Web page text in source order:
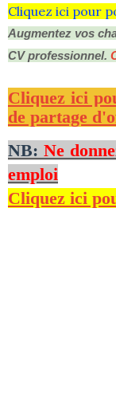
Cliquez ici pour
Augmentez vos
CV professionnel.
Cliquez ici
de partage
NB: Ne
emploi
Cliquez ici